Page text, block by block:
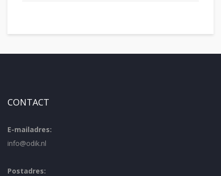
CONTACT
E-mailadres:
info@odik.nl
Postadres: